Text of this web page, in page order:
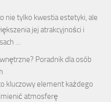
nie tylko kwestia estetyki, ale
jej atrakcyjności i
…
Poradnik dla osób
kluczowy element każdego
atmosferę